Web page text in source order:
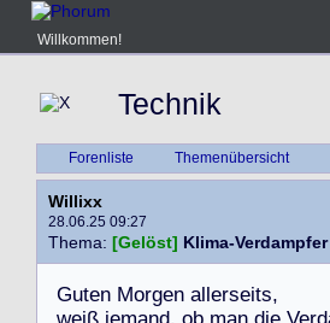
Willkommen!
Technik
Forenliste Themenübersicht
Willixx
28.06.25 09:27
Thema: [Gelöst] Klima-
Guten Morgen allerseits,